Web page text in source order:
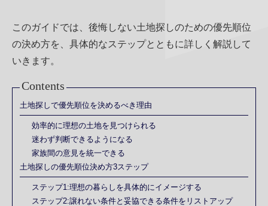
このガイドでは、後悔しない土地探しのための優先順位
の決め方を、具体的なステップとともに詳しく解説して
いきます。
Contents
土地探しで優先順位を決めるべき理由
効率的に理想の土地を見つけられる
迷わず判断できるようになる
家族間の意見を統一できる
土地探しの優先順位決め方3ステップ
ステップ1:理想の暮らしを具体的にイメージする
ステップ2:譲れない条件と妥協できる条件をリストアップ